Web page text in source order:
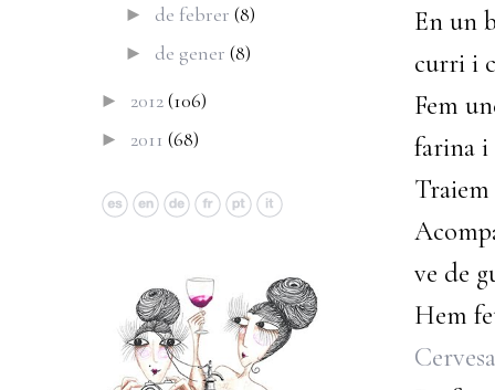
En un
curri i
Fem
farina i
Traiem
ve de
Hem
► de febrer (8)
► de gener (8)
► 2012(106)
► 2011 (68)